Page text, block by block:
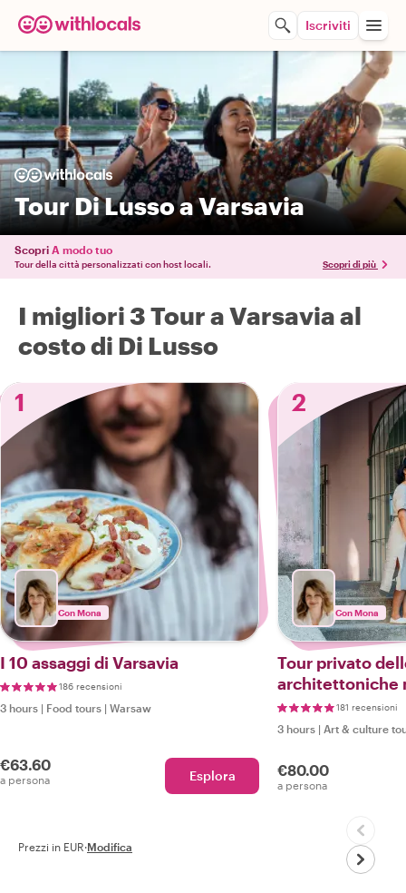
Iscriviti
Tour Di Lusso a Varsavia
Scopri A modo tuo
Tour della città personalizzati con host locali. Scopri di più
I migliori 3 Tour a Varsavia al
costo di Di Lusso
1
Con Mona
I 10 assaggi di Varsavia
186 recensioni
3 hours | Food tours | Warsaw
€63.60
a persona Esplora
2
Con Mona
Tour privato
architettoniche
Varsavia181 recensioni
3 hours | Art & culture
€80.00
a persona
Prezzi in EUR·Modifica